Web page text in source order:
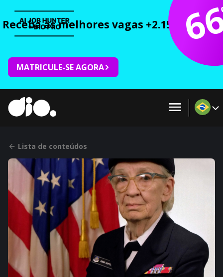
Receba as melhores vagas +2.150 cursos
MATRICULE-SE AGORA
Lista de conteúdos